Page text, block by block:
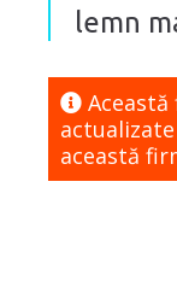
lemn
această